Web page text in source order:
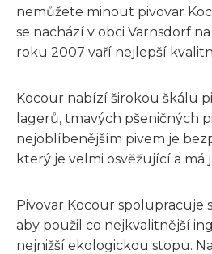
nemůžete minout pivovar
se nachází v obci Varnsdorf
roku 2007 vaří nejlepší
Kocour nabízí širokou škálu
lagerů, tmavých pšeničných
nejoblíbenějším pivem je
který je velmi osvěžující a má
Pivovar Kocour spolupracuje
aby použil co nejkvalitnější
nejnižší ekologickou stopu.